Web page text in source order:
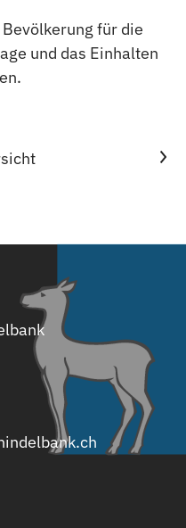
für die
und das Einhalten
Nächster Artikel